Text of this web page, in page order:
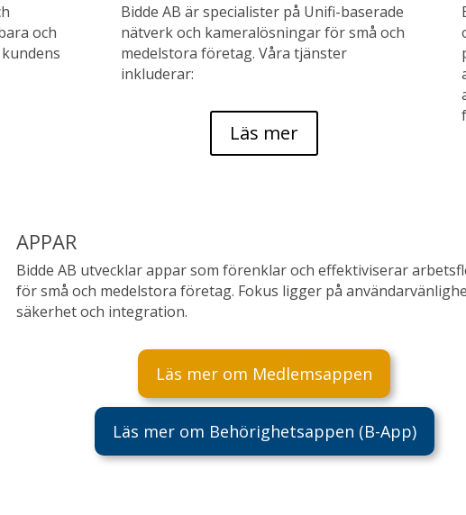
och
Bidde AB är specialister på Unifi-baserade
nätverk och kameralösningar för små och
medelstora företag. Våra tjänster
inkluderar:
Läs mer
APPAR
Bidde AB utvecklar appar som förenklar och effektiviserar
för små och medelstora företag. Fokus ligger på
säkerhet och integration.
Läs mer om Medlemsappen
Läs mer om Behörighetsappen (B-App)